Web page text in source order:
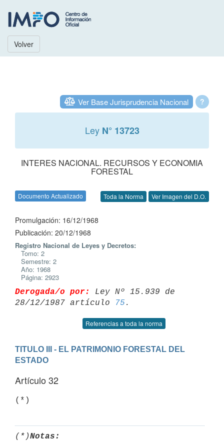
Volver
?
Ver Base Jurisprudencia Nacional
Ley N° 13723
INTERES NACIONAL. RECURSOS Y ECONOMIA
FORESTAL
Documento Actualizado Toda la Norma Ver Imagen del D.O.
Promulgación: 16/12/1968
Publicación: 20/12/1968
Registro Nacional de Leyes y Decretos:
Tomo: 2
Semestre: 2
Año: 1968
Página: 2923
Derogada/o por:
Ley Nº 15.939 de
28/12/1987 artículo
75
Referencias a toda la norma
TITULO III - EL PATRIMONIO FORESTAL DEL
ESTADO
Artículo 32
(*)
(*)Notas: